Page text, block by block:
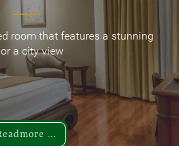
room that features a stunning
a city view
...
room that features a stunning
a city view
...